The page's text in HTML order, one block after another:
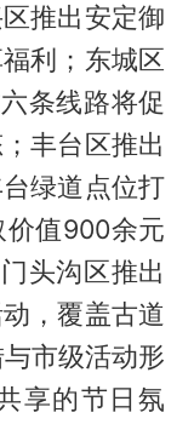
推出安定御
利；东城区
条线路将促
丰台区推出
绿道点位打
值900余元
头沟区推出
，覆盖古道
市级活动形
享的节日氛